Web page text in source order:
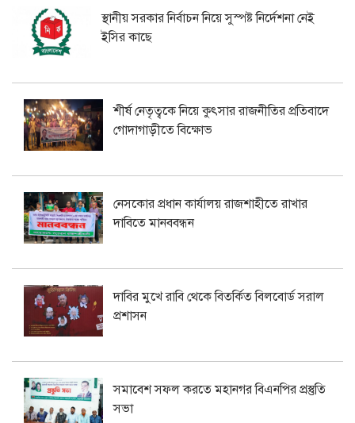
স্থানীয় সরকার নির্বাচন নিয়ে সুস্পষ্ট নির্দেশনা নেই
ইসির কাছে
শীর্ষ নেতৃত্বকে নিয়ে কুৎসার রাজনীতির প্রতিবাদে
গোদাগাড়ীতে বিক্ষোভ
নেসকোর প্রধান কার্যালয় রাজশাহীতে রাখার
দাবিতে মানববন্ধন
দাবির মুখে রাবি থেকে বিতর্কিত বিলবোর্ড সরাল
প্রশাসন
সমাবেশ সফল করতে মহানগর বিএনপির প্রস্তুতি
সভা